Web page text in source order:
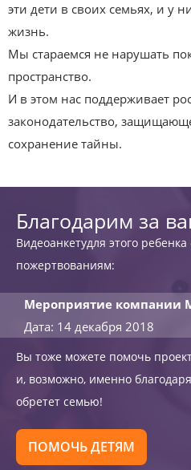
эти дети в своих семьях, и у
жизнь.
Мы стараемся не нарушать
пространство.
И в этом нас поддерживает
законодательство,
сохранение тайны.
Благодарим за
Видеоанкетудля этого
пожертвованиям:
Мероприятие компании
Дата: 14 декабря 2018
Вы тоже можете помочь
и, возможно, именно
обретет семью!
ПОМОЧЬ ДЕТЯМ